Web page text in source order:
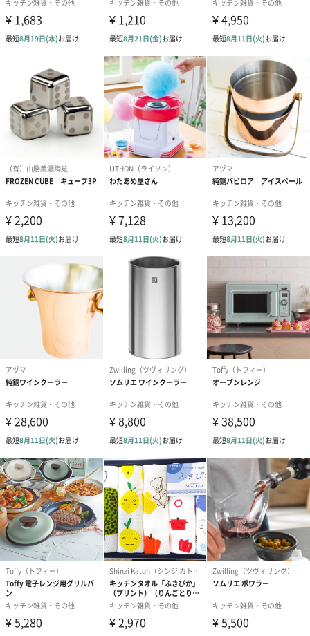
写真付きメッセージカ
ード（680円）
写真付きメッセージカ
ード（Thank you）ピ
ンク（680円）
【誕生日】
Birthday ホワ
刷なし）（
のしカード
商品の形質上、のしを直接添付できない商品にのし風のカードを
同梱します。
※のし下はご記入いただけません。
※カードのデザインは一部変更する場合があります。
結婚祝い（御結婚御
祝）（110円）
出産祝い（御出産御
内祝い_蝶結
（110円）
生花
※9-15時にご注文いただく場合、最短のお届け可能日が通常より
も1日遅くなります。
シーズンブーケ（ひま
わり）（1,880円）
ブーケ（ホワイトグリ
ーン）（1,650円）
ブーケ（ピン
（1,650円）
ドライフラワー・プリザーブドフラワー